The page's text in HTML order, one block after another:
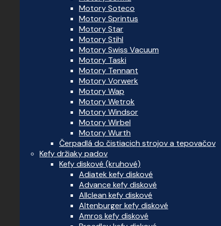
Motory Soteco
Motory Sprintus
Motory Star
Motory Stihl
Motory Swiss Vacuum
Motory Taski
Motory Tennant
Motory Vorwerk
Motory Wap
Motory Wetrok
Motory Windsor
Motory Wirbel
Motory Wurth
Čerpadlá do čistiacich strojov a tepovačov
Kefy držiaky padov
Kefy diskové (kruhové)
Adiatek kefy diskové
Advance kefy diskové
Allclean kefy diskové
Altenburger kefy diskové
Amros kefy diskové